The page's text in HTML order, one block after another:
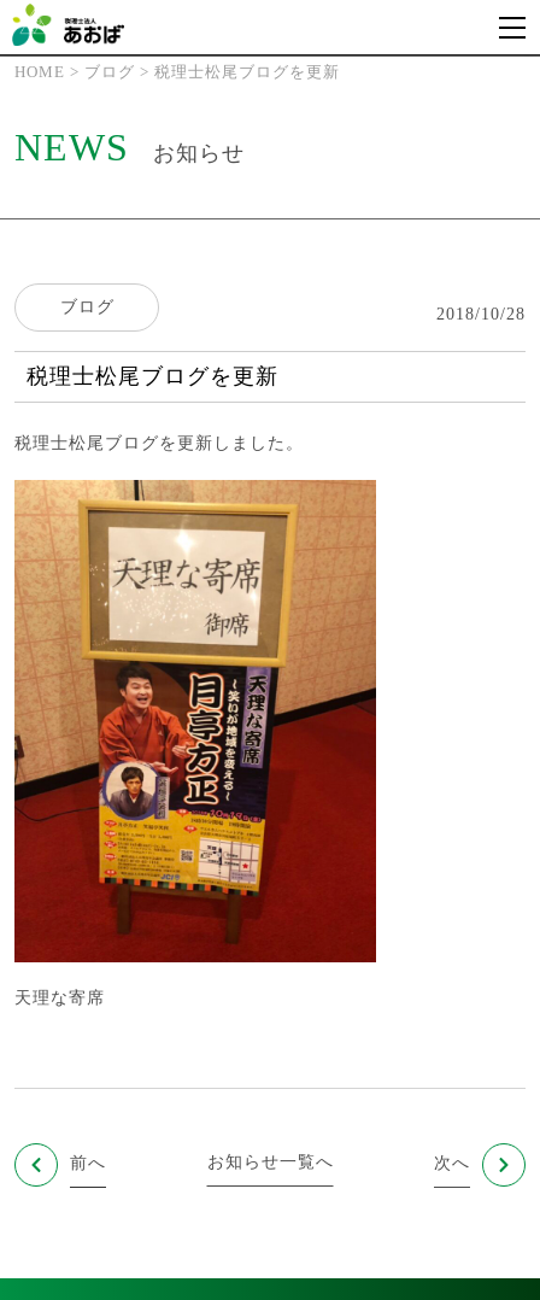
HOME > ブログ > 税理士松尾ブログを更新
NEWS お知らせ
ブログ 2018/10/28
税理士松尾ブログを更新
税理士松尾ブログを更新しました。
天理な寄席
前へ 次へ
お知らせ一覧へ